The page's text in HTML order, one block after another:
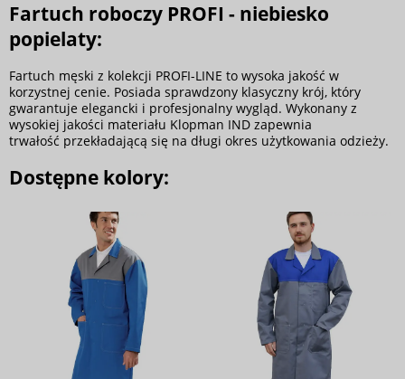
Fartuch roboczy PROFI - niebiesko
popielaty:
Fartuch męski z kolekcji PROFI-LINE to wysoka jakość w
korzystnej cenie. Posiada sprawdzony klasyczny krój, który
gwarantuje elegancki i profesjonalny wygląd. Wykonany z
wysokiej jakości materiału Klopman IND zapewnia
trwałość przekładającą się na długi okres użytkowania odzieży.
Dostępne kolory: